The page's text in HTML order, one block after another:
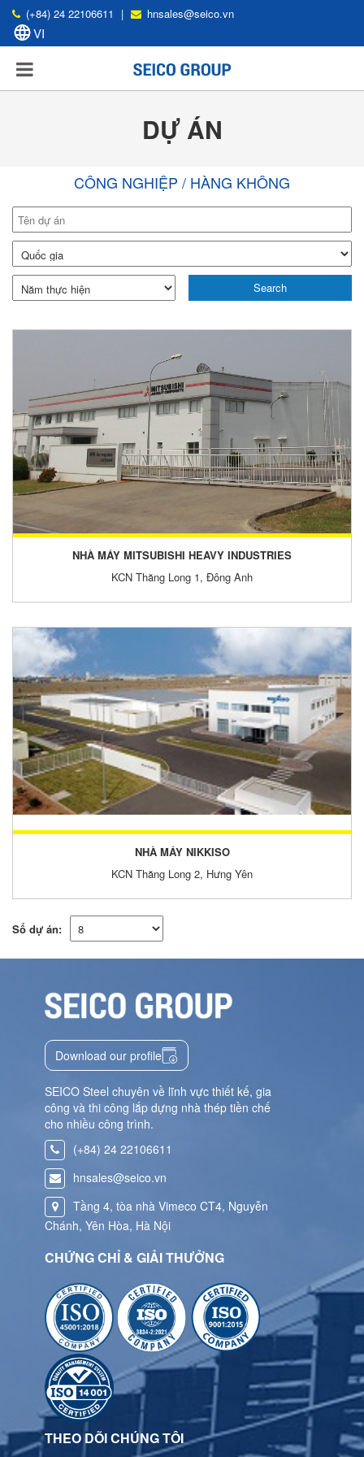
(+84) 24 22106611 | hnsales@seico.vn
DỰ ÁN
CÔNG NGHIỆP / HÀNG KHÔNG
NHÀ MÁY MITSUBISHI HEAVY INDUSTRIES
KCN Thăng Long 1, Đông Anh
NHÀ MÁY NIKKISO
KCN Thăng Long 2, Hưng Yên
Số dự án:
Download our profile
SEICO Steel chuyên về lĩnh vực thiết kế, gia
công và thi công lắp dựng nhà thép tiền chế
cho nhiều công trình.
(+84) 24 22106611
hnsales@seico.vn
Tầng 4, tòa nhà Vimeco CT4, Nguyễn
Chánh, Yên Hòa, Hà Nội
CHỨNG CHỈ & GIẢI THƯỞNG
THEO DÕI CHÚNG TÔI